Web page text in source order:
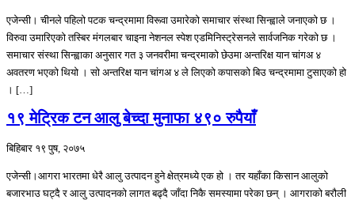
एजेन्सी। चीनले पहिलो पटक चन्द्रमामा विरूवा उमारेको समाचार संस्था सिन्ह्वाले जनाएको छ ।
विरुवा उमारिएको तस्बिर मंगलबार चाइना नेशनल स्पेश एडमिनिस्ट्रेसनले सार्वजनिक गरेको छ ।
समाचार संस्था सिन्ह्वाका अनुसार गत ३ जनवरीमा चन्द्रमाको छेउमा अन्तरिक्ष यान चांगअ ४
अवतरण भएको थियो । सो अन्तरिक्ष यान चांगअ ४ ले लिएको कपासको बिउ चन्द्रमामा टुसाएको हो
। […]
१९ मेट्रिक टन आलु बेच्दा मुनाफा ४९० रुपैयाँ
बिहिबार १९ पुष, २०७५
एजेन्सी।आगरा भारतमा धेरै आलु उत्पादन हुने क्षेत्रमध्ये एक हो । तर यहाँका किसान आलुको
बजारभाउ घट्दै र आलु उत्पादनको लागत बढ्दै जाँदा निकै समस्यामा परेका छन् । आगराको बरौली